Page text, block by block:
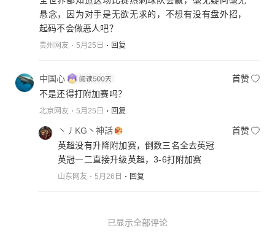
悬念，因为对手是无欲无求的，不想有没有盘外招，
起码不会做恶人吧？
贵州网友 5月25日 回复
中国心
首赞
不是还得打附加赛吗？
北京网友 5月25日 回复
丶丿KG丶神話
首赞
英超没有升降附加赛，倒数三名全去英冠
英冠一二直接升级英超，3-6打附加赛
山东网友 5月26日 回复
已显示全部评论